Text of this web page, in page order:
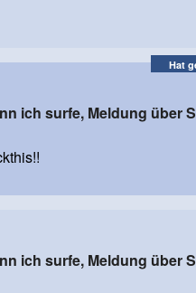
Hat
ich surfe, Meldung über
ich surfe, Meldung über